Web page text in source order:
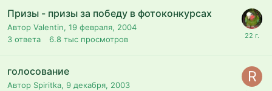
Призы - призы за победу в фотоконкурсах
Автор Valentin, 19 февраля, 2004
3 ответа 6.8 тыс просмотров
голосование
Автор Spiritka, 9 декабря, 2003